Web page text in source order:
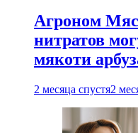
Агроном
нитратов
мякоти
2 месяца спустя2